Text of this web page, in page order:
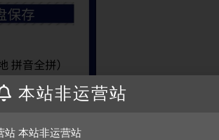
本站非运营站
站 本站非运营站